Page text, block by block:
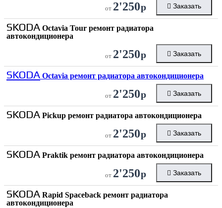
от 2'250р Заказать
SKODA Octavia Tour ремонт радиатора
автокондиционера
от 2'250р Заказать
SKODA Octavia ремонт радиатора автокондиционера
от 2'250р Заказать
SKODA Pickup ремонт радиатора автокондиционера
от 2'250р Заказать
SKODA Praktik ремонт радиатора автокондиционера
от 2'250р Заказать
SKODA Rapid Spaceback ремонт радиатора
автокондиционера